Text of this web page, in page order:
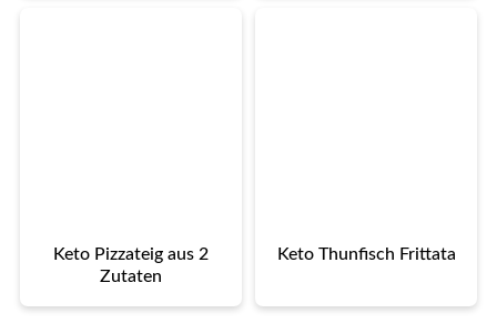
Keto Pizzateig aus 2
Zutaten
Keto Thunfisch Frittata